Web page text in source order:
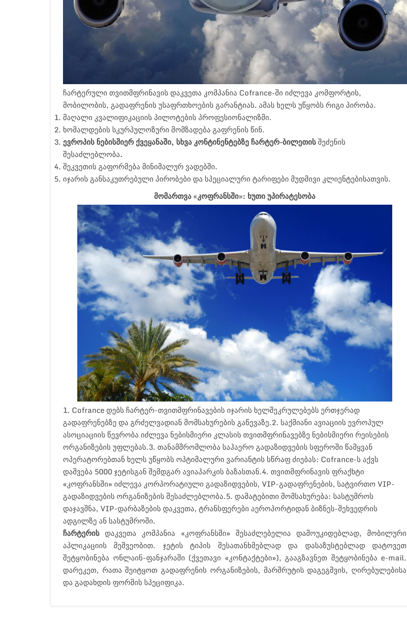
ჩარტერული თვითმფრინავის დაკვეთა კომპანია Cofrance-ში იძლევა კომფორტის,
მობილობის, გადაფრენის უსაფრთხოების გარანტიას. ამას ხელს უწყობს რიგი პირობა.
მაღალი კვალიფიკაციის პილოტების პროფესიონალიზმი.
ხომალდების სკურპულოზური მომზადება გაფრენის წინ.
ევროპის ნებისმიერ ქვეყანაში, სხვა კონტინენტებზე ჩარტერ-ბილეთისშეძენის
შესაძლებლობა.
შეკვეთის გაფორმება მინიმალურ ვადებში.
იჯარის განსაკუთრებული პირობები და სპეციალური ტარიფები მუდმივი კლიენტებისათვის.
მომართვა «კოფრანსში»: ხუთი უპირატესობა
1. Cofrance დებს ჩარტერ-თვითმფრინავების იჯარის ხელშეკრულებებს ერთჯერად
გადაფრენებზე და გრძელვადიან მომსახურების გაწევაზე.2. საქმიანი ავიაციის ევროპულ
ასოციაციის წევრობა იძლევა ნებისმიერი კლასის თვითმფრინავებზე ნებისმიერი რეისების
ორგანიზების უფლებას.3. თანამშრომლობა საჰაერო გადაზიდვების სფეროში წამყვან
ოპერატორებთან ხელს უწყობს ოპტიმალური ვარიანტის სწრაფ ძიებას: Cofrance-ს აქვს
დაშვება 5000 ჯეტისგან შემდგარ ავიაპარკის ბაზასთან.4. თვითმფრინავის ფრაქხტი
«კოფრანსში» იძლევა კორპორატიული გადაზიდვების, VIP-გადაფრენების, სატვირთო VIP-
გადაზიდვების ორგანიზების შესაძლებლობა.5. დამატებითი მომსახურება: სასტუმროს
დაჯავშნა, VIP-დარბაზების დაკვეთა, ტრანსფერები აეროპორტიდან ბიზნეს-შეხვედრის
ადგილზე ან სასტუმროში.
ჩარტერის დაკვეთა კომპანია «კოფრანსში» შესაძლებელია დამოუკიდებლად, მობილური
აპლიკაციის მეშვეობით. ჯეტის ტიპის შესათანხმებლად და დასაზუსტებლად დატოვეთ
შეტყობინება ონლაინ-ფანჯარაში (ქვეთავი «კონტაქტები»), გააგზავნეთ შეტყობინება e-mail.
დარეკეთ, რათა შეიტყოთ გადაფრენის ორგანიზების, მარშრუტის დაგეგმვის, ღირებულებისა
და გადახდის ფორმის სპეციფიკა.